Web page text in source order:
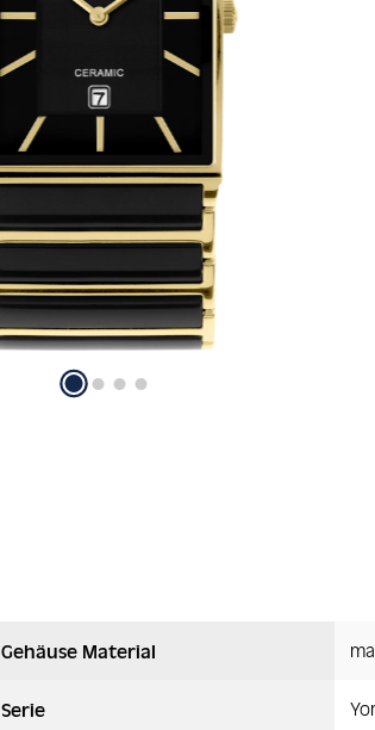
Gehäuse Material
Serie